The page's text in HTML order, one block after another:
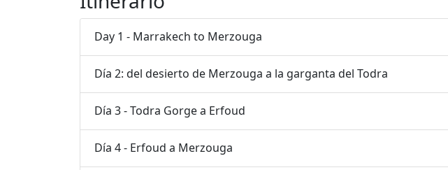
Day 1 - Marrakech to Merzouga
Día 2: del desierto de Merzouga a la garganta del Todra
Día 3 - Todra Gorge a Erfoud
Día 4 - Erfoud a Merzouga